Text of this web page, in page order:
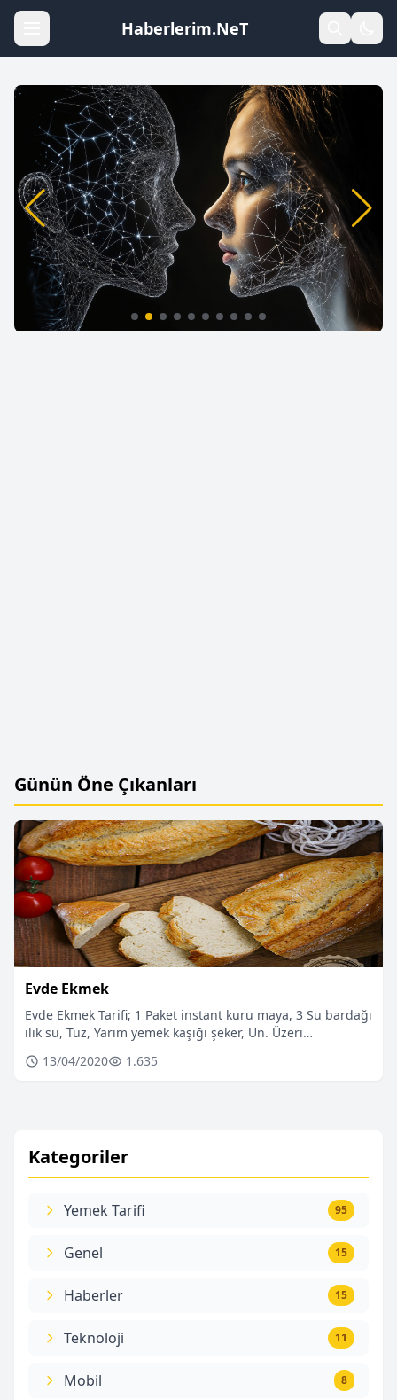
Haberlerim.NeT
Kategoriler
Yemek Tarifi 95
Genel 15
Haberler 15
Teknoloji 11
Mobil 8
Günün Öne Çıkanları
Evde Ekmek
Evde Ekmek Tarifi; 1 Paket instant kuru maya, 3 Su bardağı
ılık su, Tuz, Yarım yemek kaşığı şeker, Un. Üzeri…
13/04/2020
1.635